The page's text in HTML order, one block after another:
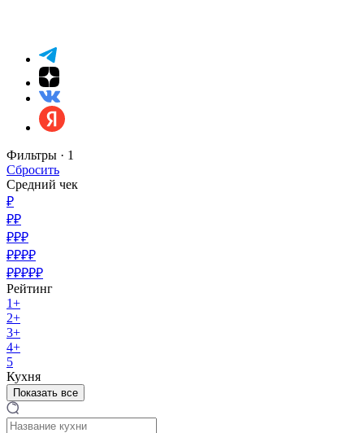
Фильтры · 1
Сбросить
Средний чек
₽
₽₽
₽₽₽
₽₽₽₽
₽₽₽₽₽
Рейтинг
1+
2+
3+
4+
5
Кухня
Показать все